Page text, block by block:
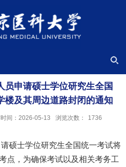
员申请硕士学位研究生全国
楼及其周边道路封闭的通知
间：2026-05-13 浏览次数： 1736
硕士学位研究生全国统一考试将
点，为确保考试以及相关考务工